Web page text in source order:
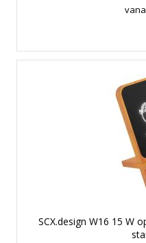
SCX.design W16 15 W